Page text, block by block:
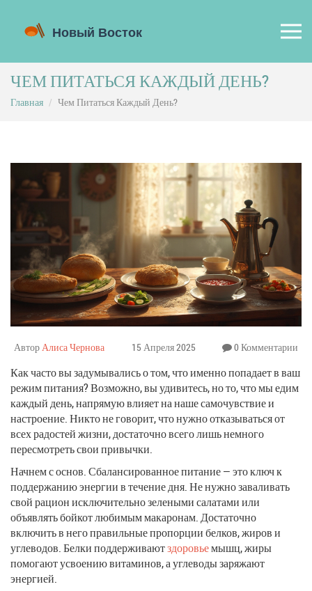
ЧЕМ ПИТАТЬСЯ КАЖДЫЙ ДЕНЬ?
Главная Чем Питаться Каждый День?
АвторАлиса Чернова 15 Апреля 2025 0 Комментарии
Как часто вы задумывались о том, что именно попадает в ваш
режим питания? Возможно, вы удивитесь, но то, что мы едим
каждый день, напрямую влияет на наше самочувствие и
настроение. Никто не говорит, что нужно отказываться от
всех радостей жизни, достаточно всего лишь немного
пересмотреть свои привычки.
Начнем с основ. Сбалансированное питание — это ключ к
поддержанию энергии в течение дня. Не нужно заваливать
свой рацион исключительно зелеными салатами или
объявлять бойкот любимым макаронам. Достаточно
включить в него правильные пропорции белков, жиров и
углеводов. Белки поддерживаютздоровьемышц, жиры
помогают усвоению витаминов, а углеводы заряжают
энергией.